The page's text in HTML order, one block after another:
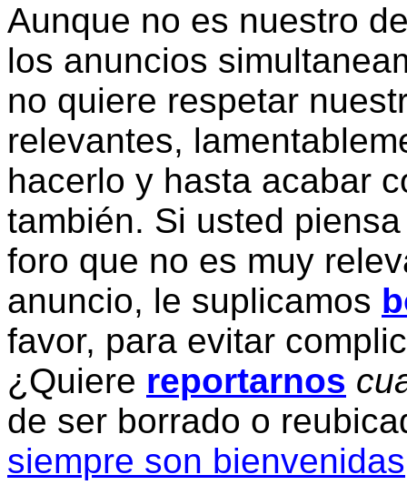
Aunque no es nuestro
los anuncios
no quiere respetar
relevantes,
hacerlo y hasta acabar
también. Si usted
foro que no es muy
anuncio, le suplicamos
favor, para evitar
¿Quiere reportarnos
de ser borrado o
siempre son bienvenidas